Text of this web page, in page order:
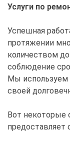
Услуги по
Успешная
протяжении
количеством
соблюдение
Мы используем
своей
Вот некоторые
предоставляет